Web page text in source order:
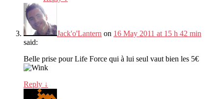
Jack'o'Lantern on 16 May 2011 at 15 h 42 min
said:
Belle prise pour Life Force qui à lui seul vaut bien les 5€
Reply ↓